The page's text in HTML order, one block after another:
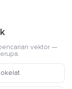
vektor —